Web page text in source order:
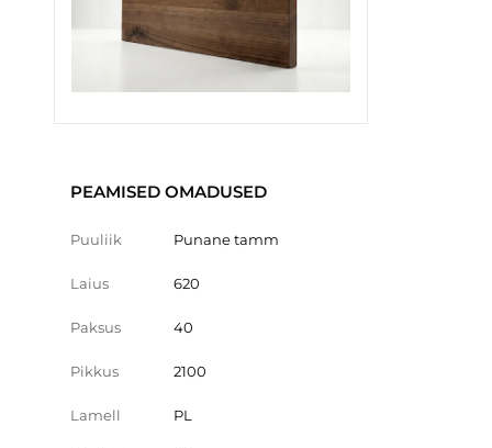
PEAMISED OMADUSED
Puuliik Punane tamm
Laius 620
Paksus 40
Pikkus 2100
Lamell PL